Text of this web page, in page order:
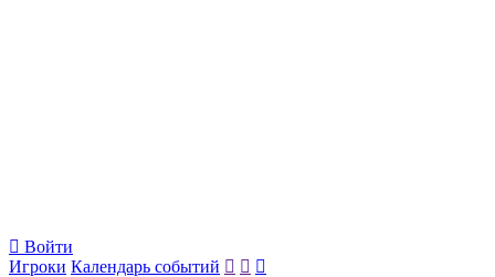
Войти
Игроки Календарь событий